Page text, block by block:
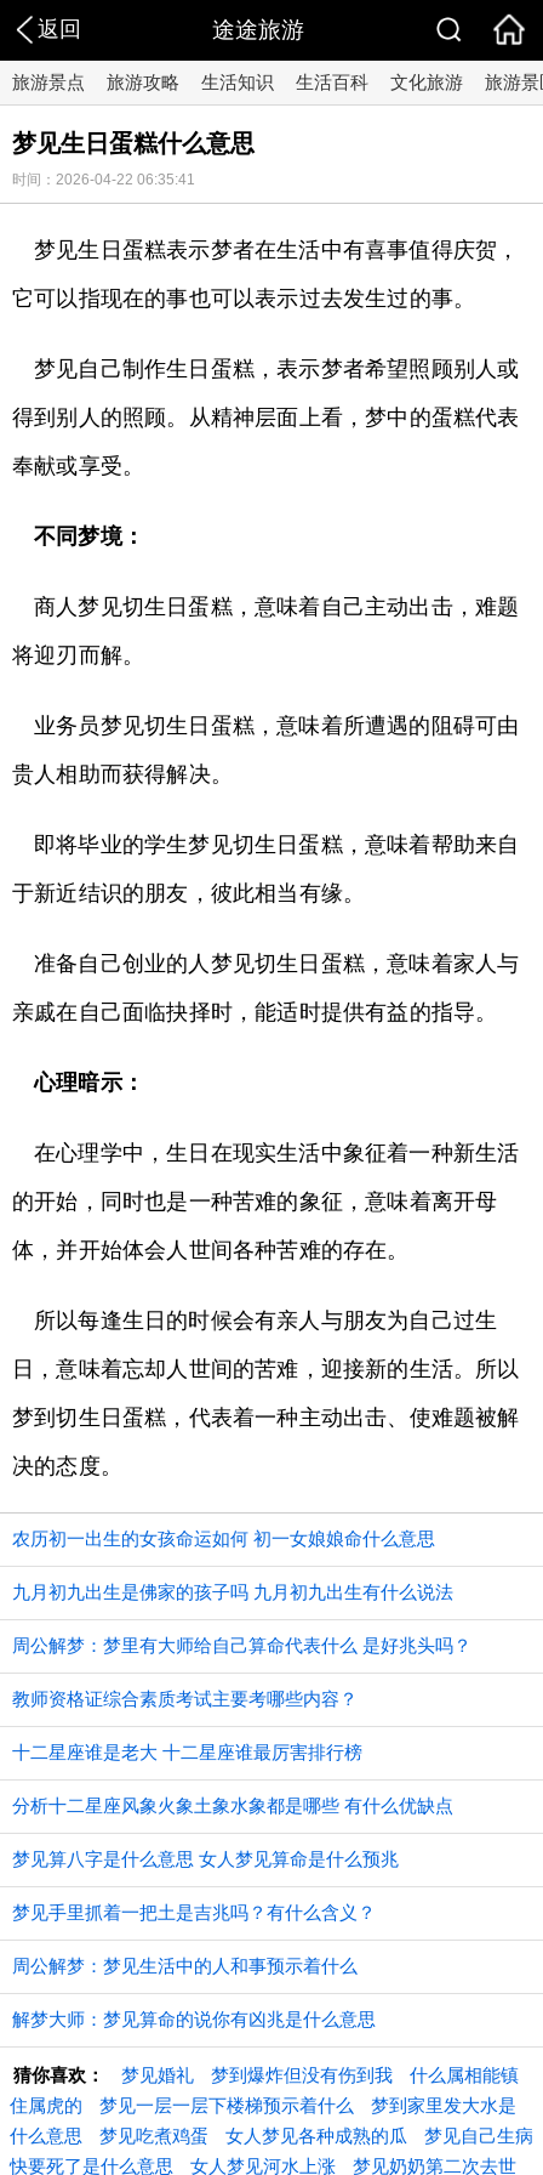
返回 途途旅游
旅游景点 旅游攻略 生活知识 生活百科 文化旅游 旅游景
梦见生日蛋糕什么意思
时间：2026-04-22 06:35:41
梦见生日蛋糕表示梦者在生活中有喜事值得庆贺，
它可以指现在的事也可以表示过去发生过的事。
梦见自己制作生日蛋糕，表示梦者希望照顾别人或
得到别人的照顾。从精神层面上看，梦中的蛋糕代表
奉献或享受。
不同梦境：
商人梦见切生日蛋糕，意味着自己主动出击，难题
将迎刃而解。
业务员梦见切生日蛋糕，意味着所遭遇的阻碍可由
贵人相助而获得解决。
即将毕业的学生梦见切生日蛋糕，意味着帮助来自
于新近结识的朋友，彼此相当有缘。
准备自己创业的人梦见切生日蛋糕，意味着家人与
亲戚在自己面临抉择时，能适时提供有益的指导。
心理暗示：
在心理学中，生日在现实生活中象征着一种新生活
的开始，同时也是一种苦难的象征，意味着离开母
体，并开始体会人世间各种苦难的存在。
所以每逢生日的时候会有亲人与朋友为自己过生
日，意味着忘却人世间的苦难，迎接新的生活。所以
梦到切生日蛋糕，代表着一种主动出击、使难题被解
决的态度。
农历初一出生的女孩命运如何 初一女娘娘命什么意思
九月初九出生是佛家的孩子吗 九月初九出生有什么说法
周公解梦：梦里有大师给自己算命代表什么 是好兆头吗？
教师资格证综合素质考试主要考哪些内容？
十二星座谁是老大 十二星座谁最厉害排行榜
分析十二星座风象火象土象水象都是哪些 有什么优缺点
梦见算八字是什么意思 女人梦见算命是什么预兆
梦见手里抓着一把土是吉兆吗？有什么含义？
周公解梦：梦见生活中的人和事预示着什么
解梦大师：梦见算命的说你有凶兆是什么意思
猜你喜欢： 梦见婚礼 梦到爆炸但没有伤到我
什么属相能镇
住属虎的
梦见一层一层下楼梯预示着什么
梦到家里发大水是
什么意思
梦见吃煮鸡蛋 女人梦见各种成熟的瓜
梦见自己生病
快要死了是什么意思
女人梦见河水上涨 梦见奶奶第二次去世